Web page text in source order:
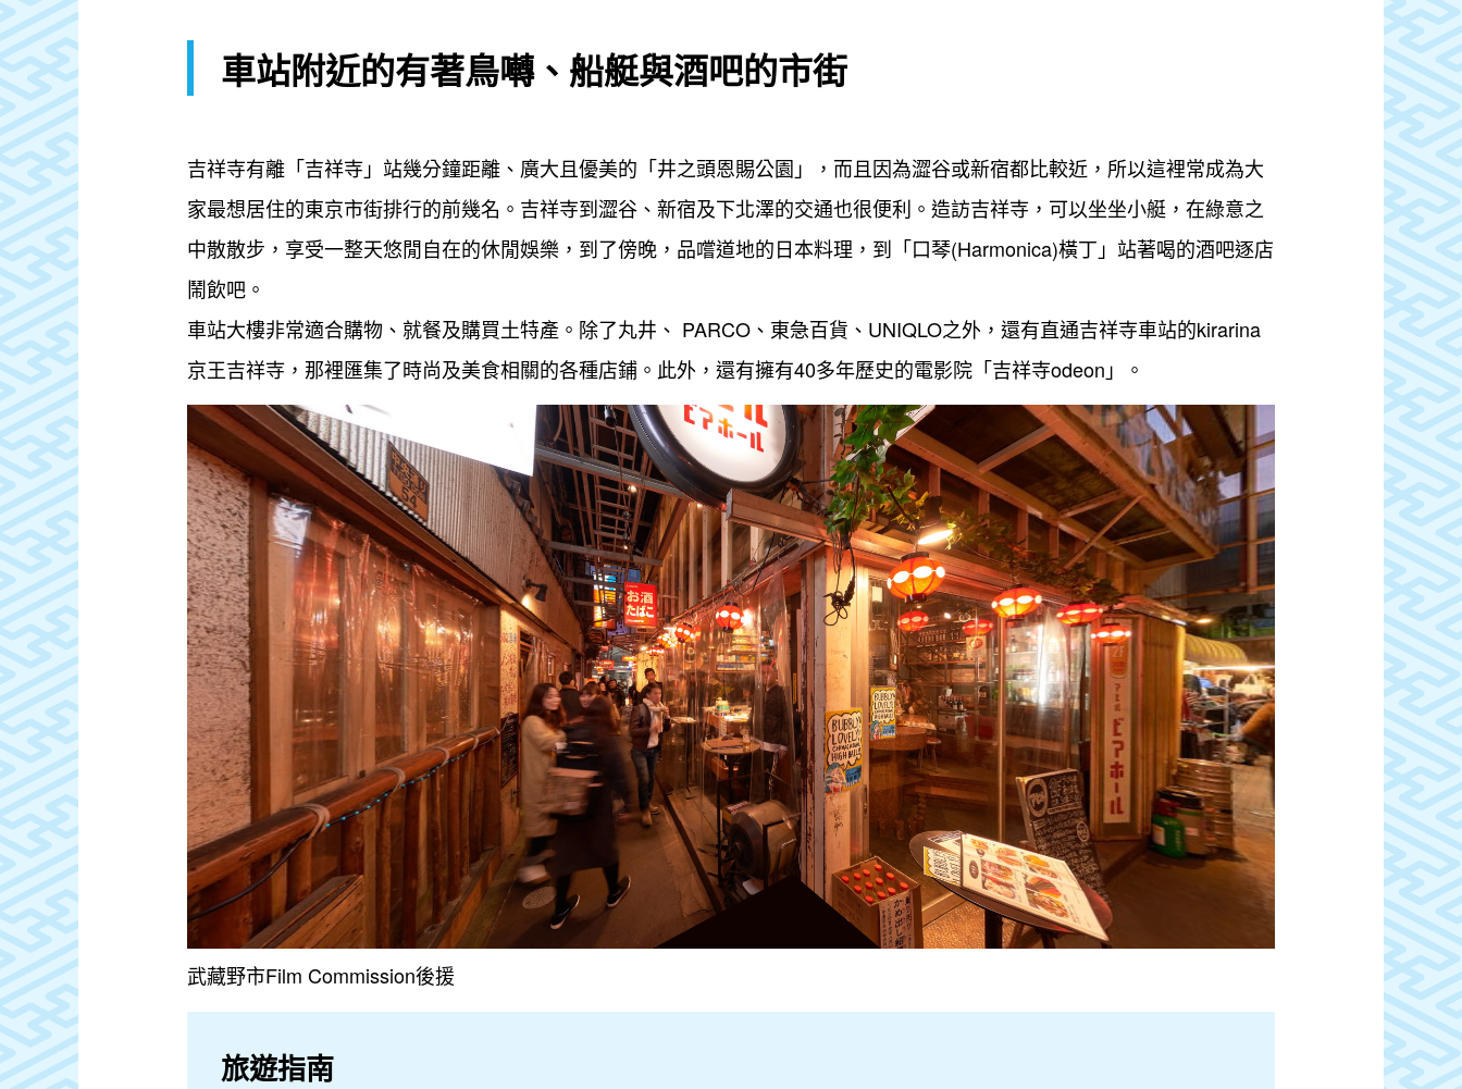
車站附近的有著鳥囀、船艇與酒吧的市街
吉祥寺有離「吉祥寺」站幾分鐘距離、廣大且優美的「井之頭恩賜公園」，而且因為澀谷或新宿都比較近，所以這裡常成為大
家最想居住的東京市街排行的前幾名。吉祥寺到澀谷、新宿及下北澤的交通也很便利。造訪吉祥寺，可以坐坐小艇，在綠意之
中散散步，享受一整天悠閒自在的休閒娛樂，到了傍晚，品嚐道地的日本料理，到「口琴(Harmonica)橫丁」站著喝的酒吧逐店
鬧飲吧。
車站大樓非常適合購物、就餐及購買土特產。除了丸井、 PARCO、東急百貨、UNIQLO之外，還有直通吉祥寺車站的kirarina
京王吉祥寺，那裡匯集了時尚及美食相關的各種店鋪。此外，還有擁有40多年歷史的電影院「吉祥寺odeon」。
武藏野市Film Commission後援
旅遊指南